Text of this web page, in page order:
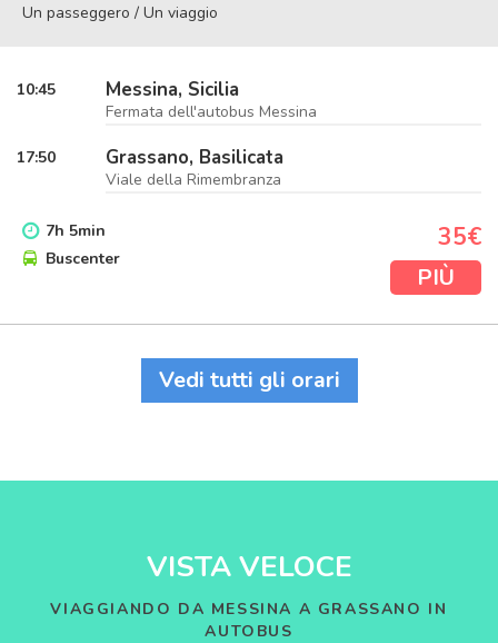
Un passeggero / Un viaggio
10:45 Messina, Sicilia
Fermata dell'autobus Messina
17:50 Grassano, Basilicata
Viale della Rimembranza
7h 5min
Buscenter
35€
PIÙ
Vedi tutti gli orari
VISTA VELOCE
VIAGGIANDO DA MESSINA A GRASSANO IN
AUTOBUS